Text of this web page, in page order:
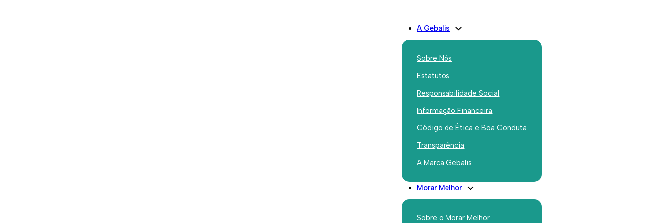
A Gebalis
Sobre Nós
Estatutos
Responsabilidade Social
Informação Financeira
Código de Ética e Boa Conduta
Transparência
A Marca Gebalis
Morar Melhor
Sobre o Morar Melhor
O Bora Mexer terminou com
chave de ouro na Quinta
das Laranjeiras